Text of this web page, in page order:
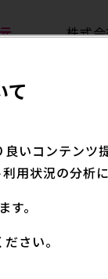
株式
定日
アニ
コットチャー
いコンテンツ
用状況の分析に
。
さい。